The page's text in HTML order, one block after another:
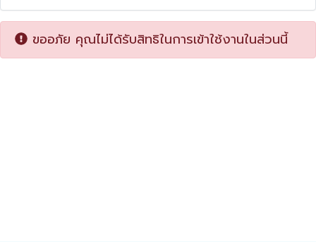
ขออภัย คุณไม่ได้รับสิทธิในการเข้าใช้งานในส่วนนี้